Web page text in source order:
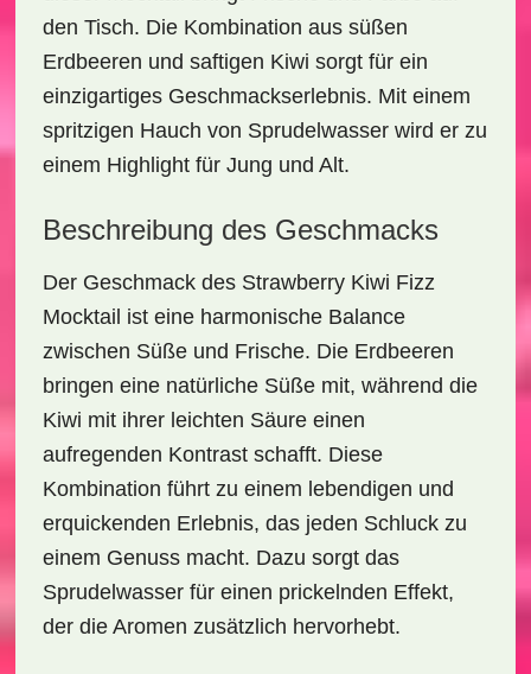
den Tisch. Die Kombination aus süßen
Erdbeeren und saftigen Kiwi sorgt für ein
einzigartiges Geschmackserlebnis. Mit einem
spritzigen Hauch von Sprudelwasserwird er zu
einem Highlight für Jung und Alt.
Beschreibung des Geschmacks
Der Geschmack des Strawberry Kiwi Fizz
Mocktail ist eine harmonische Balance
zwischen Süße und Frische. Die Erdbeeren
bringen eine natürliche Süße mit, während die
Kiwi mit ihrer leichten Säure einen
aufregenden Kontrast schafft. Diese
Kombination führt zu einem lebendigen und
erquickenden Erlebnis, das jeden Schluck zu
einem Genuss macht. Dazu sorgt das
Sprudelwasser für einen prickelnden Effekt,
der die Aromen zusätzlich hervorhebt.